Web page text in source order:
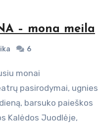
– mona meila
6
pasirodymai, ugnies
barsuko paieškos
Kalėdos Juodlėje,